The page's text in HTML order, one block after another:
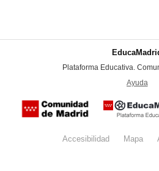
Plataforma Educativa.
Ayuda
Accesibilidad Mapa